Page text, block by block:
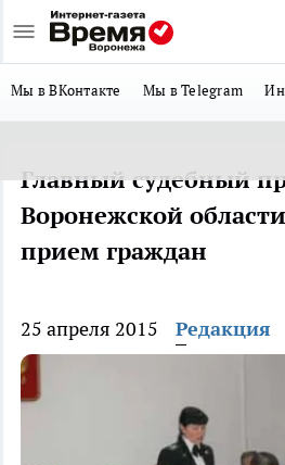
Мы в ВКонтакте Мы в Telegram
Главный судебный
Воронежской
прием граждан
25 апреля 2015 Редакция